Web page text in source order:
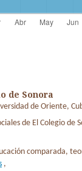
de Sonora
de Oriente,
de El Colegio de
comparada,
,